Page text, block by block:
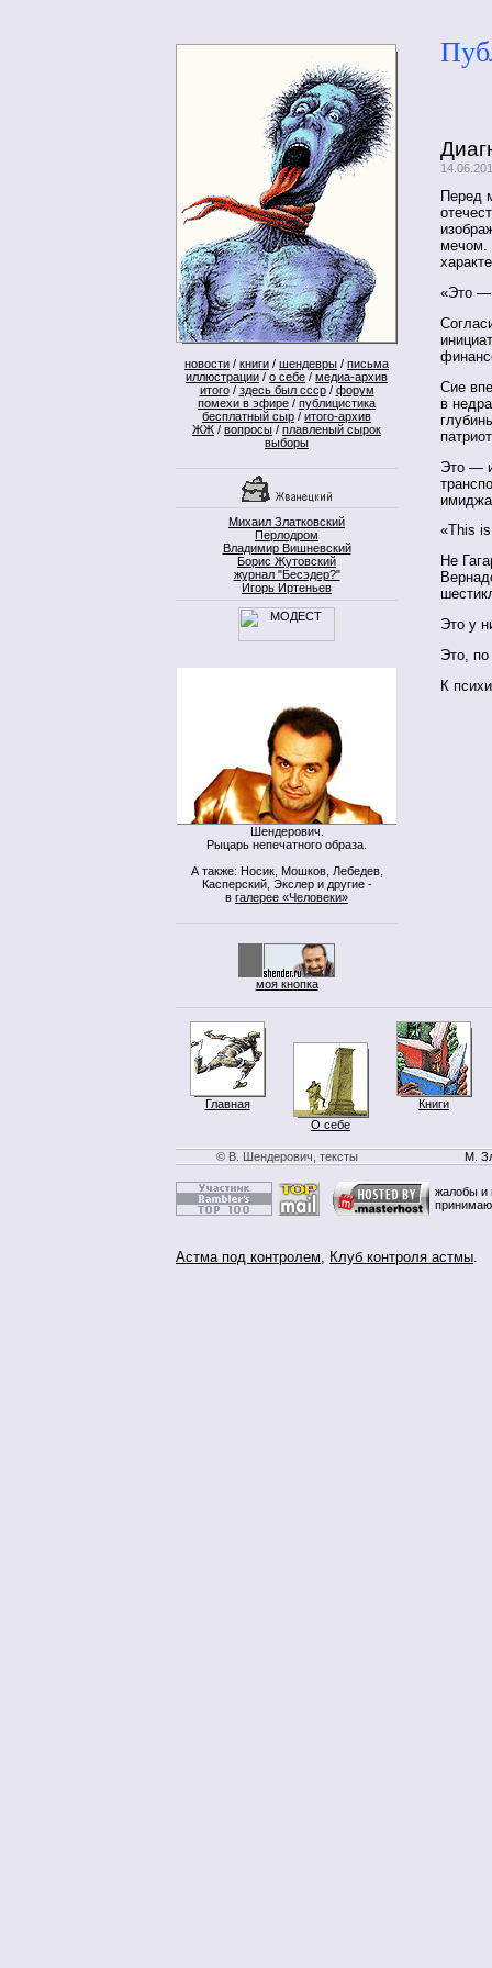
новости / книги / шендевры / письма
иллюстрации / о себе / медиа-архив
итого/ здесь был ссср/ форум
помехи в эфире / публицистика
бесплатный сыр / итого-архив
ЖЖ / вопросы / плавленый сырок
выборы
Михаил Златковский
Перлодром
Владимир Вишневский
Борис Жутовский
журнал "Бесэдер?"
Игорь Иртеньев
Шендерович.
Рыцарь непечатного образа.
А также: Носик, Мошков, Лебедев,
Касперский, Экслер и другие -
в галерее «Человеки»
моя кнопка
Перед
мечом.
«Это —
Сие
в
Это —
«This
Не
Это у
Это,
К
Главная
О себе
Книги
© В. Шендерович, тексты М.
жалобы и
Астма под контролем, Клуб контроля астмы.